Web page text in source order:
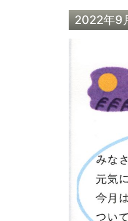
2022年9